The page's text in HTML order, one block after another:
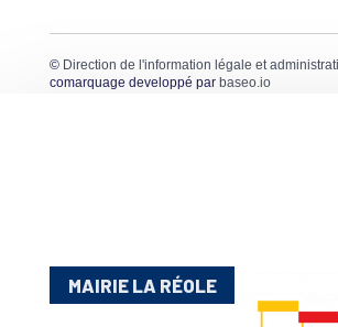
© Direction de l'information légale et
comarquage developpé par baseo.io
MAIRIE LA RÉOLE